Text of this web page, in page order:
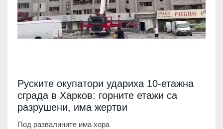
Руските окупатори удариха 10-етажна
сграда в Харков: горните етажи са
разрушени, има жертви
Под развалините има хора